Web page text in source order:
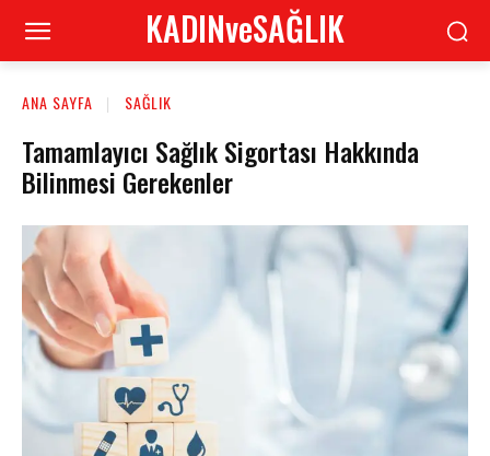
KADINveSAĞLIK
ANA SAYFA SAĞLIK
Tamamlayıcı Sağlık Sigortası Hakkında
Bilinmesi Gerekenler